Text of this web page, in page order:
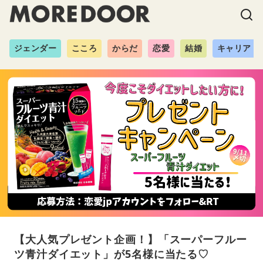
ジェンダー こころ からだ 恋愛 結婚 キャリア
【大人気プレゼント企画！】「スーパーフルー
ツ青汁ダイエット」が5名様に当たる♡